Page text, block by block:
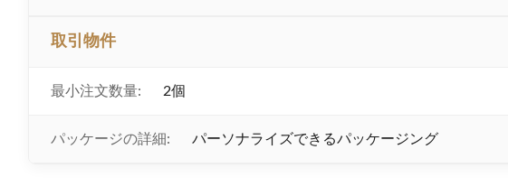
取引物件
最小注文数量: 2個
パッケージの詳細: パーソナライズできるパッケージング